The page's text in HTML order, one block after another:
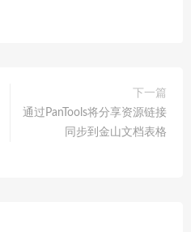
下一篇
通过PanTools将分享资源链接
同步到金山文档表格